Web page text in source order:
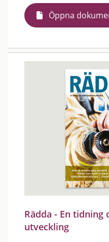
Öppna
Rädda - En
utveckling